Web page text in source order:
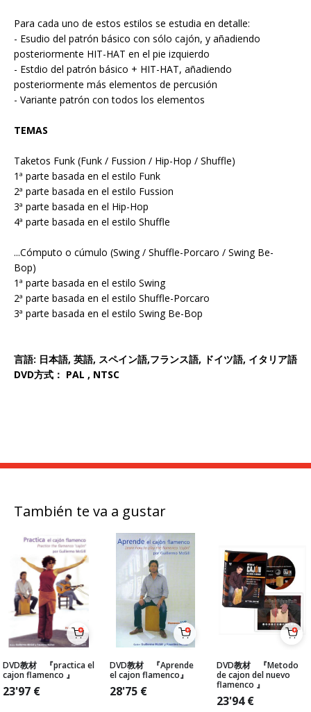
Para cada uno de estos estilos se estudia en detalle:
- Esudio del patrón básico con sólo cajón, y añadiendo
posteriormente HIT-HAT en el pie izquierdo
- Estdio del patrón básico + HIT-HAT, añadiendo
posteriormente más elementos de percusión
- Variante patrón con todos los elementos
TEMAS
Taketos Funk (Funk / Fussion / Hip-Hop / Shuffle)
1ª parte basada en el estilo Funk
2ª parte basada en el estilo Fussion
3ª parte basada en el Hip-Hop
4ª parte basada en el estilo Shuffle
...Cómputo o cúmulo (Swing / Shuffle-Porcaro / Swing Be-
Bop)
1ª parte basada en el estilo Swing
2ª parte basada en el estilo Shuffle-Porcaro
3ª parte basada en el estilo Swing Be-Bop
言語: 日本語, 英語, スペイン語,フランス語, ドイツ語, イタリア語
DVD方式： PAL , NTSC
También te va a gustar
DVD教材 『practica el
cajon flamenco 』
23'97 €
DVD教材 『Aprende
el cajon flamenco』
28'75 €
DVD教材 『Metodo
de cajon del nuevo
flamenco 』
23'94€